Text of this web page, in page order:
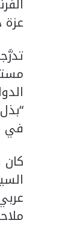
عزة
في
كان